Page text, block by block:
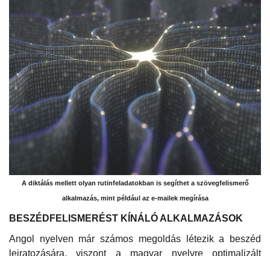
A diktálás mellett olyan rutinfeladatokban is segíthet a szövegfelismerő
alkalmazás, mint például az e-mailek megírása
BESZÉDFELISMERÉST KÍNÁLÓ ALKALMAZÁSOK
Angol nyelven már számos megoldás létezik a beszéd
leiratozására, viszont a magyar nyelvre optimalizált